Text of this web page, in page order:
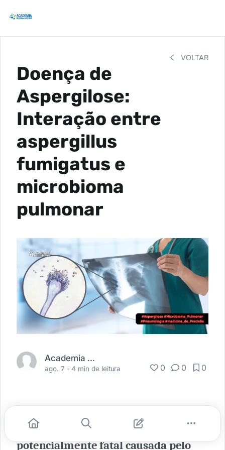
VOLTAR
Doença de
Aspergilose:
Interação entre
aspergillus
fumigatus e
microbioma
pulmonar
Academia Médica
ago. 7 -4 min de leitura 0 0 0
aspergilose é uma doença
potencialmente fatal causada pelo